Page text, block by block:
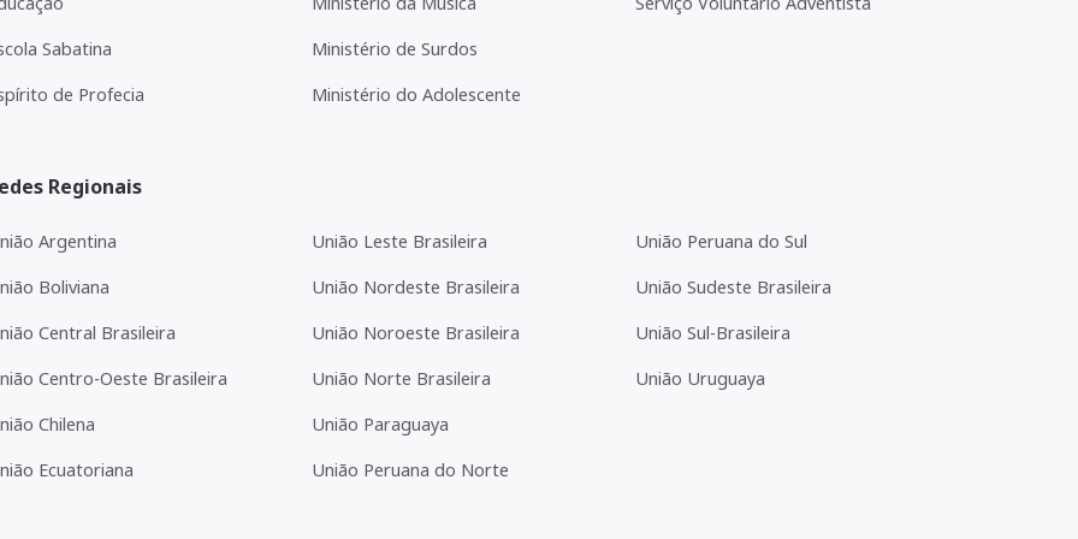
Sabatina
de Profecia
Ministério de Surdos
Ministério do Adolescente
Regionais
Argentina
Boliviana
Central Brasileira
Centro-Oeste Brasileira
Chilena
Ecuatoriana
União Leste Brasileira
União Nordeste Brasileira
União Noroeste Brasileira
União Norte Brasileira
União Paraguaya
União Peruana do Norte
União Peruana do Sul
União Sudeste Brasileira
União Sul-Brasileira
União Uruguaya